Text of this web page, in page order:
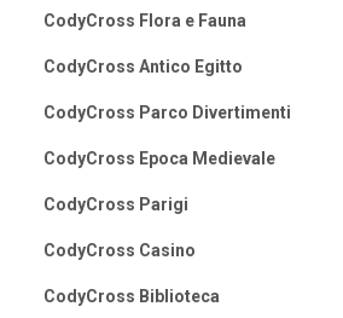
CodyCross Flora e Fauna
CodyCross Antico Egitto
CodyCross Parco Divertimenti
CodyCross Epoca Medievale
CodyCross Parigi
CodyCross Casino
CodyCross Biblioteca